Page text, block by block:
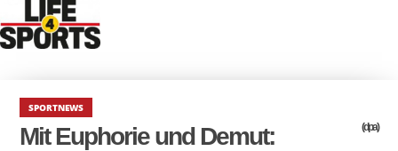
SPORTNEWS
Mit Euphorie und Demut:
(dpa)